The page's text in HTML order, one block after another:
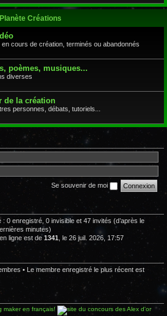
Planète Créations
cours de création, terminés ou abandonnés
poèmes, musiques...
diverses
de la création
personnes, débats, tutoriels...
Se souvenir de moi
: 0 enregistré, 0 invisible et 47 invités (d’après le
minutes)
ligne est de1341 , le 26 juil. 2026, 17:57
• Le membre enregistré le plus récent est